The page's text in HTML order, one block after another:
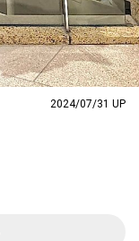
2024/07/31 UP